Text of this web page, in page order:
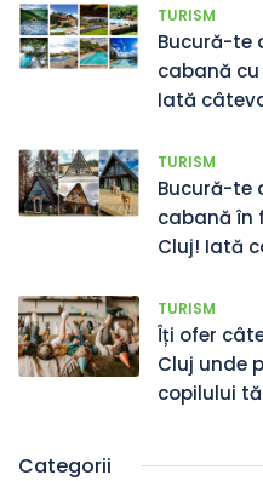
TURISM
Bucură-te
cabană
Iată
TURISM
Bucură-te
cabană în
Cluj! Iată
TURISM
Îți ofer
Cluj unde
copilului
Categorii